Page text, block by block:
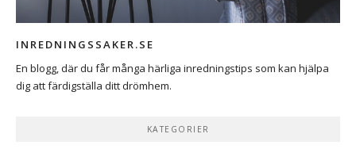
INREDNINGSSAKER.SE
En blogg, där du får många härliga inredningstips som kan hjälpa
dig att färdigställa ditt drömhem.
KATEGORIER